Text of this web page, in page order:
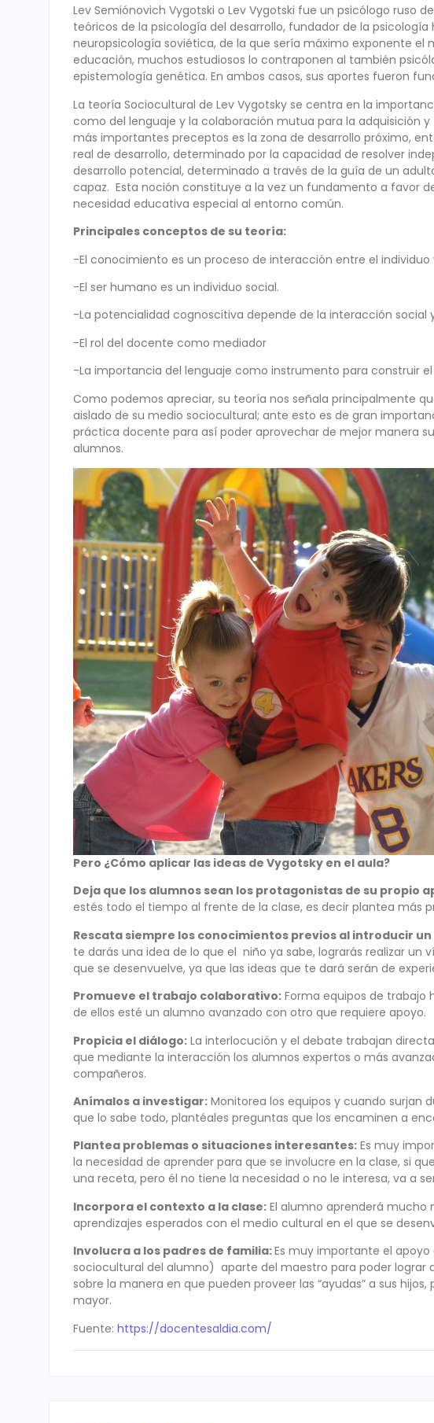
Lev Semiónovich Vygotski o Lev Vygotski fue un psicólogo ruso
teóricos de la psicología del desarrollo, fundador de la
neuropsicología soviética, de la que sería máximo exponente el
educación, muchos estudiosos lo contraponen al también
epistemología genética. En ambos casos, sus aportes fueron
La teoría Sociocultural de Lev Vygotsky se centra en la
como del lenguaje y la colaboración mutua para la adquisición
más importantes preceptos es la zona de desarrollo próximo,
real de desarrollo, determinado por la capacidad de resolver
desarrollo potencial, determinado a través de la guía de un
capaz. Esta noción constituye a la vez un fundamento a favor
necesidad educativa especial al entorno común.
Principales conceptos de su teoría:
-El conocimiento es un proceso de interacción entre el
-El ser humano es un individuo social.
-La potencialidad cognoscitiva depende de la interacción social
-El rol del docente como mediador
-La importancia del lenguaje como instrumento para construir el
Como podemos apreciar, su teoría nos señala principalmente
aislado de su medio sociocultural; ante esto es de gran
práctica docente para así poder aprovechar de mejor manera
alumnos.
Pero ¿Cómo aplicar las ideas de Vygotsky en el aula?
Deja que los alumnos sean los protagonistas de su propio
estés todo el tiempo al frente de la clase, es decir plantea más
Rescata siempre los conocimientos previos al introducir
te darás una idea de lo que el niño ya sabe, lograrás realizar
que se desenvuelve, ya que las ideas que te dará serán de
Promueve el trabajo colaborativo: Forma equipos de trabajo
de ellos esté un alumno avanzado con otro que requiere apoyo.
Propicia el diálogo: La interlocución y el debate trabajan
que mediante la interacción los alumnos expertos o más
compañeros.
Anímalos a investigar: Monitorea los equipos y cuando surjan
que lo sabe todo, plantéales preguntas que los encaminen a
Plantea problemas o situaciones interesantes: Es muy
la necesidad de aprender para que se involucre en la clase, si
una receta, pero él no tiene la necesidad o no le interesa, va a
Incorpora el contexto a la clase: El alumno aprenderá mucho
aprendizajes esperados con el medio cultural en el que se
Involucra a los padres de familia:Es muy importante el
sociocultural del alumno) aparte del maestro para poder lograr
sobre la manera en que pueden proveer las “ayudas” a sus
mayor.
Fuente: https://docentesaldia.com/